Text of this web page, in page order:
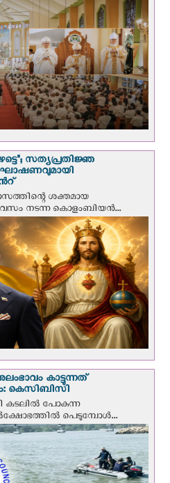
സത്യപ്രതിജ്ഞ
ശക്തമായ
നടന്ന കൊളംബിയന്‍...
കാട്ടുന്നത്
കെസിബിസി
കടലില്‍ പോകുന്ന
പെടുമ്പോള്‍...